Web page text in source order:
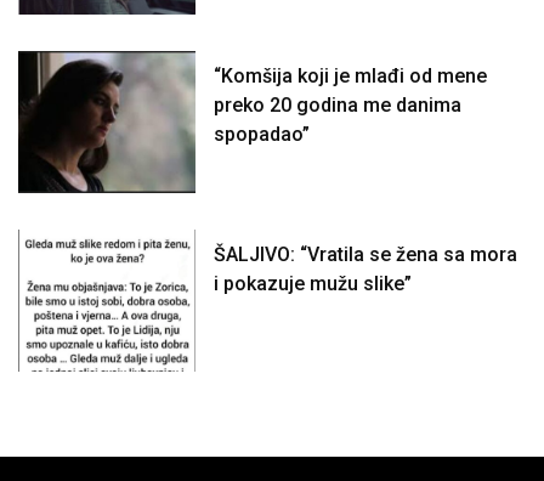
“Komšija koji je mlađi od mene
preko 20 godina me danima
spopadao”
ŠALJIVO: “Vratila se žena sa mora
i pokazuje mužu slike”